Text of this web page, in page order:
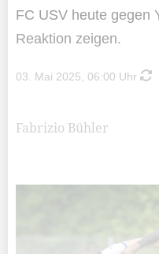
FC USV heute gegen
Reaktion zeigen.
03. Mai 2025, 06:00 Uhr
Fabrizio Bühler